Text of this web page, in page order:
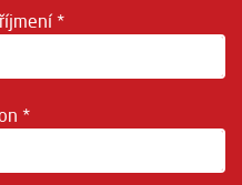
*
*